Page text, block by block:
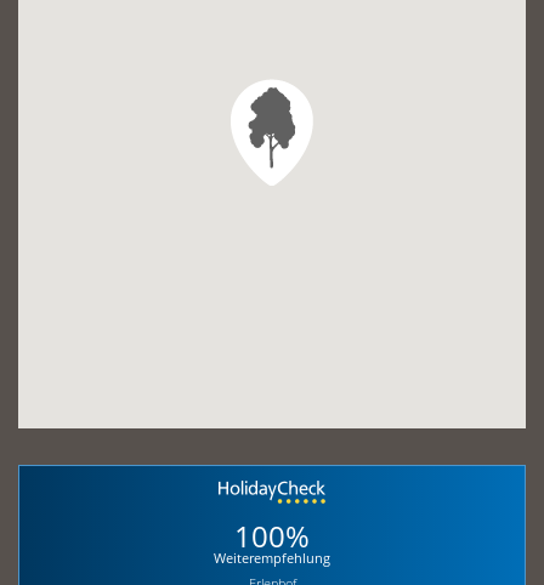
100%
Weiterempfehlung